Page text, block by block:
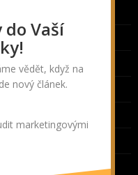
do Vaší
vědět, když na
nový článek.
marketingovými